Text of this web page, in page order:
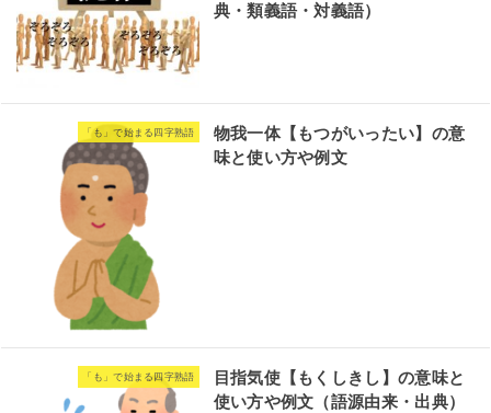
典・類義語・対義語）
「も」で始まる四字熟語
物我一体【もつがいったい】の意
味と使い方や例文
「も」で始まる四字熟語
目指気使【もくしきし】の意味と
使い方や例文（語源由来・出典）